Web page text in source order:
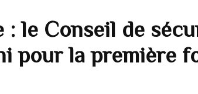
: le Conseil de
pour la première